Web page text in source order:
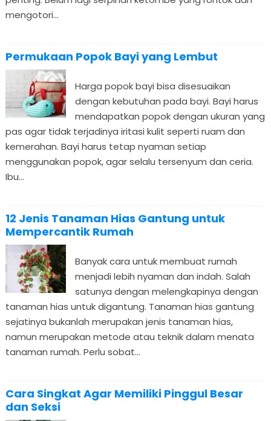
mengotori...
Permukaan Popok Bayi yang Lembut
Harga popok bayi bisa disesuaikan
dengan kebutuhan pada bayi. Bayi harus
mendapatkan popok dengan ukuran yang
pas agar tidak terjadinya iritasi kulit seperti ruam dan
kemerahan. Bayi harus tetap nyaman setiap
menggunakan popok, agar selalu tersenyum dan ceria.
Ibu...
12 Jenis Tanaman Hias Gantung untuk
Mempercantik Rumah
Banyak cara untuk membuat rumah
menjadi lebih nyaman dan indah. Salah
satunya dengan melengkapinya dengan
tanaman hias untuk digantung. Tanaman hias gantung
sejatinya bukanlah merupakan jenis tanaman hias,
namun merupakan metode atau teknik dalam menata
tanaman rumah. Perlu sobat...
Cara Singkat Agar Memiliki Pinggul Besar
dan Seksi